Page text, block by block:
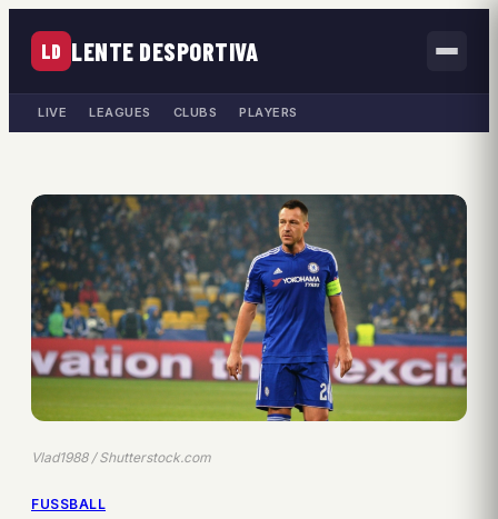
LD LENTE DESPORTIVA
LIVE LEAGUES CLUBS PLAYERS
Vlad1988 / Shutterstock.com
FUSSBALL